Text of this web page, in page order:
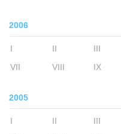
2006
I II III
VII
VIII IX
2005
I II III